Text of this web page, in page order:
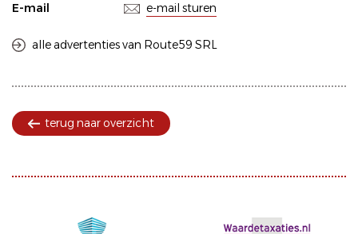
E-mail
e-mail sturen
alle advertenties van Route59 SRL
terug naar overzicht